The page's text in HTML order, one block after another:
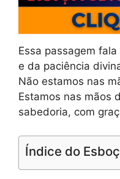
Essa passagem
e da paciência
Não estamos nas
Estamos nas mãos
sabedoria, com
Índice do